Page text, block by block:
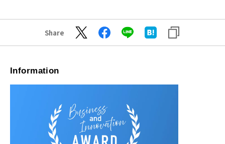
Share
Information